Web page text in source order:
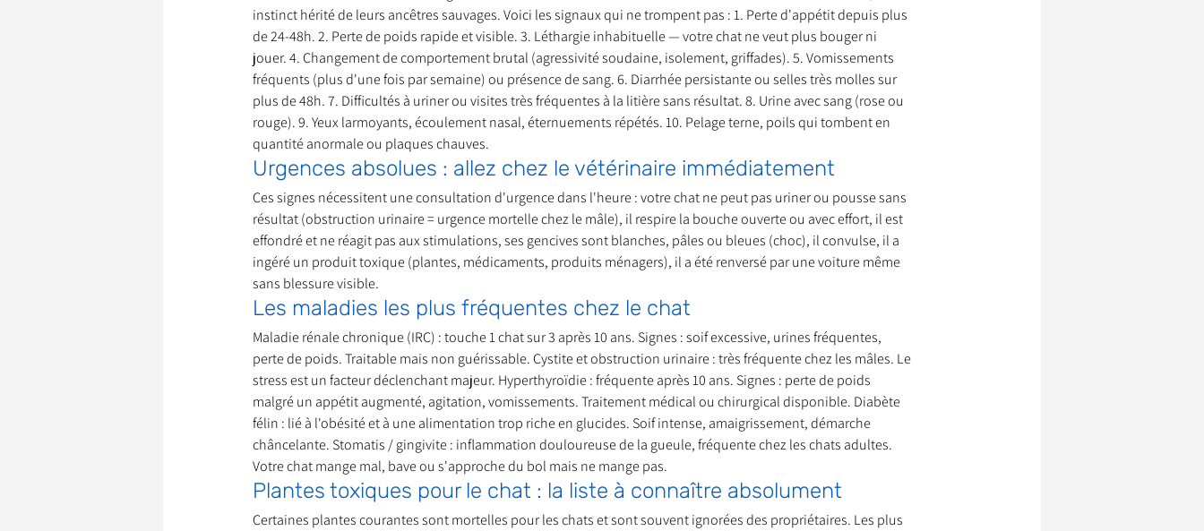
Garde d’Animaux Ils ont trouvé une famille Ils sont réservés Les Professionnels Animaliers
instinct hérité de leurs ancêtres sauvages. Voici les signaux qui ne trompent pas : 1. Perte d'appétit depuis plus
de 24-48h. 2. Perte de poids rapide et visible. 3. Léthargie inhabituelle — votre chat ne veut plus bouger ni
jouer. 4. Changement de comportement brutal (agressivité soudaine, isolement, griffades). 5. Vomissements
fréquents (plus d'une fois par semaine) ou présence de sang. 6. Diarrhée persistante ou selles très molles sur
plus de 48h. 7. Difficultés à uriner ou visites très fréquentes à la litière sans résultat. 8. Urine avec sang (rose ou
rouge). 9. Yeux larmoyants, écoulement nasal, éternuements répétés. 10. Pelage terne, poils qui tombent en
quantité anormale ou plaques chauves.
Urgences absolues : allez chez le vétérinaire immédiatement
Ces signes nécessitent une consultation d'urgence dans l'heure : votre chat ne peut pas uriner ou pousse sans
résultat (obstruction urinaire = urgence mortelle chez le mâle), il respire la bouche ouverte ou avec effort, il est
effondré et ne réagit pas aux stimulations, ses gencives sont blanches, pâles ou bleues (choc), il convulse, il a
ingéré un produit toxique (plantes, médicaments, produits ménagers), il a été renversé par une voiture même
sans blessure visible.
Les maladies les plus fréquentes chez le chat
Maladie rénale chronique (IRC) : touche 1 chat sur 3 après 10 ans. Signes : soif excessive, urines fréquentes,
perte de poids. Traitable mais non guérissable. Cystite et obstruction urinaire : très fréquente chez les mâles. Le
stress est un facteur déclenchant majeur. Hyperthyroïdie : fréquente après 10 ans. Signes : perte de poids
malgré un appétit augmenté, agitation, vomissements. Traitement médical ou chirurgical disponible. Diabète
félin : lié à l'obésité et à une alimentation trop riche en glucides. Soif intense, amaigrissement, démarche
châncelante. Stomatis / gingivite : inflammation douloureuse de la gueule, fréquente chez les chats adultes.
Votre chat mange mal, bave ou s'approche du bol mais ne mange pas.
Plantes toxiques pour le chat : la liste à connaître absolument
Certaines plantes courantes sont mortelles pour les chats et sont souvent ignorées des propriétaires. Les plus